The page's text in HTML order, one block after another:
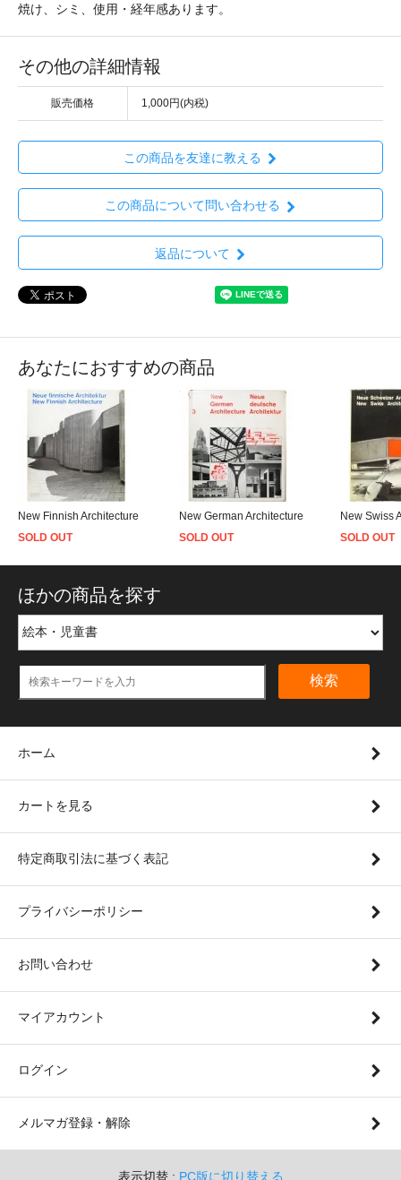
焼け、シミ、使用・経年感あります。
その他の詳細情報
販売価格 1,000円(内税)
この商品を友達に教える
この商品について問い合わせる
返品について
あなたにおすすめの商品
New Finnish Architecture
SOLD OUT
New German Architecture
SOLD OUT
New Swiss
SOLD OUT
ほかの商品を探す
検索
ホーム
カートを見る
特定商取引法に基づく表記
プライバシーポリシー
お問い合わせ
マイアカウント
ログイン
メルマガ登録・解除
表示切替 : PC版に切り替える